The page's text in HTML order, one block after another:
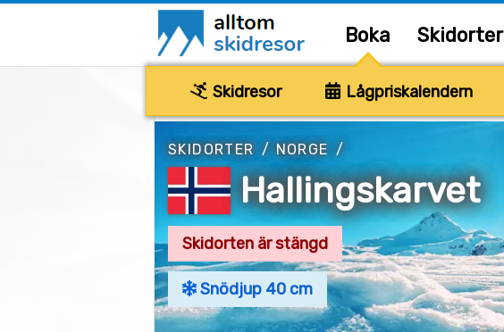
Boka Skidorter
Skidresor Lågpriskalendern
SKIDORTER /NORGE /
Hallingskarvet
Skidorten är stängd
Snödjup 40 cm